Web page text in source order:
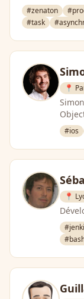
#zenaton
#task
📍
B2C …
#ios
📍